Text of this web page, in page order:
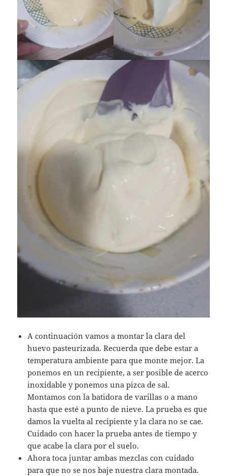
A continuación vamos a montar la clara del
huevo pasteurizada. Recuerda que debe estar a
temperatura ambiente para que monte mejor. La
ponemos en un recipiente, a ser posible de acerco
inoxidable y ponemos una pizca de sal.
Montamos con la batidora de varillas o a mano
hasta que esté a punto de nieve. La prueba es que
damos la vuelta al recipiente y la clara no se cae.
Cuidado con hacer la prueba antes de tiempo y
que acabe la clara por el suelo.
Ahora toca juntar ambas mezclas con cuidado
para que no se nos baje nuestra clara montada.